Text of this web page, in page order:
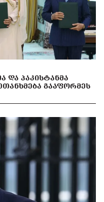
ᲓᲐ ᲞᲐᲙᲘᲡᲢᲐᲜᲛᲐ
ᲒᲐᲐᲤᲝᲠᲛᲔᲡ